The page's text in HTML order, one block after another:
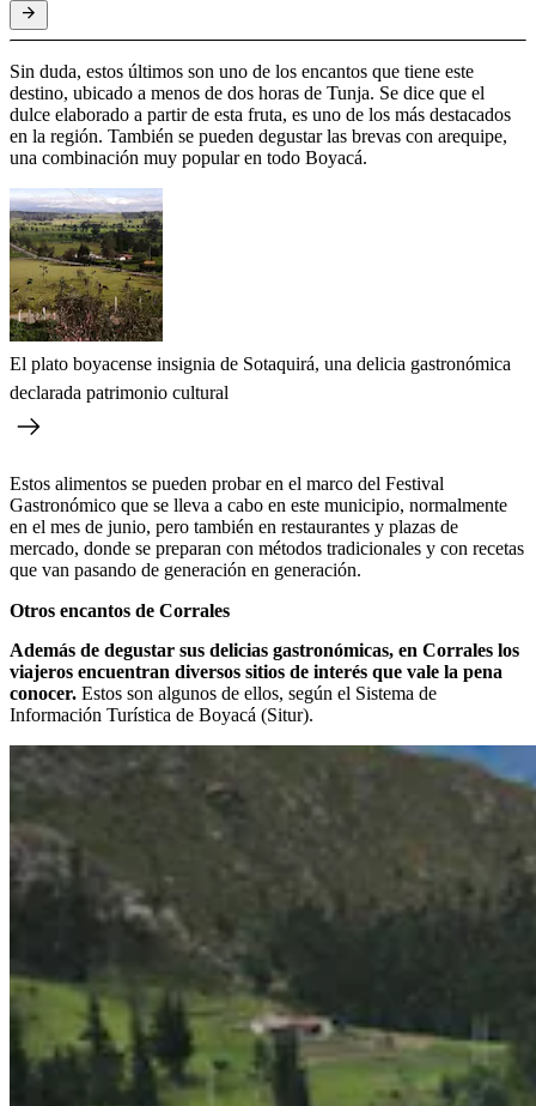
Sin duda, estos últimos son uno de los encantos que tiene este
destino, ubicado a menos de dos horas de Tunja. Se dice que el
dulce elaborado a partir de esta fruta, es uno de los más destacados
en la región. También se pueden degustar las brevas con arequipe,
una combinación muy popular en todo Boyacá.
El plato boyacense insignia de Sotaquirá, una delicia gastronómica
declarada patrimonio cultural
Estos alimentos se pueden probar en el marco del Festival
Gastronómico que se lleva a cabo en este municipio, normalmente
en el mes de junio, pero también en restaurantes y plazas de
mercado, donde se preparan con métodos tradicionales y con recetas
que van pasando de generación en generación.
Otros encantos de Corrales
Además de degustar sus delicias gastronómicas, en Corrales los
viajeros encuentran diversos sitios de interés que vale la pena
conocer. Estos son algunos de ellos, según el Sistema de
Información Turística de Boyacá (Situr).